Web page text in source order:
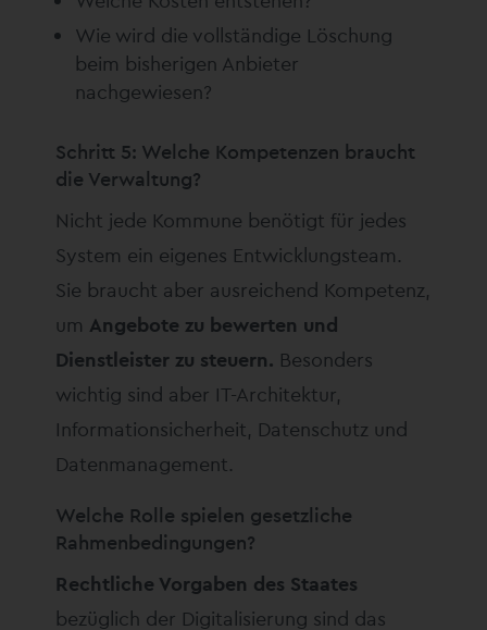
Wie wird die vollständige Löschung
beim bisherigen Anbieter
nachgewiesen?
Schritt 5: Welche Kompetenzen braucht
die Verwaltung?
Nicht jede Kommune benötigt für jedes
System ein eigenes Entwicklungsteam.
Sie braucht aber ausreichend Kompetenz,
um Angebote zu bewerten und
Dienstleister zu steuern. Besonders
wichtig sind aber IT-Architektur,
Informationsicherheit, Datenschutz und
Datenmanagement.
Welche Rolle spielen gesetzliche
Rahmenbedingungen?
Rechtliche Vorgaben des Staates
bezüglich der Digitalisierung sind das